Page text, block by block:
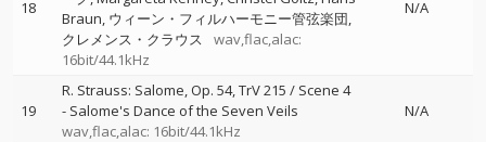
18
Braun ウィーン・フィルハーモニー管弦楽団
クレメンス・クラウス
wav,flac,alac:
16bit/44.1kHz
N/A
19
R. Strauss: Salome, Op. 54, TrV 215 / Scene 4
- Salome's Dance of the Seven Veils
wav,flac,alac: 16bit/44.1kHz
N/A